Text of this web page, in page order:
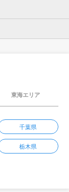
東海エリア
千葉県
栃木県